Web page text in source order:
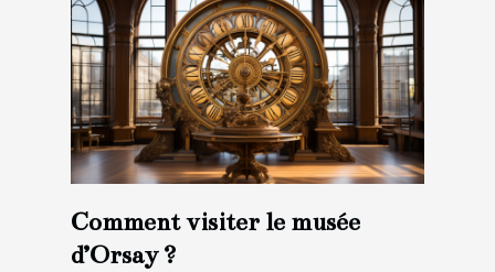
Comment visiter le musée
d’Orsay ?